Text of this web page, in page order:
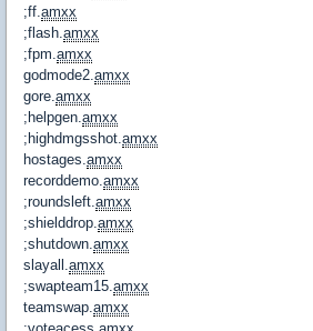
;ff. amxx
;flash. amxx
;fpm. amxx
godmode2. amxx
gore. amxx
;helpgen. amxx
;highdmgsshot. amxx
hostages. amxx
recorddemo. amxx
;roundsleft. amxx
;shielddrop. amxx
;shutdown. amxx
slayall. amxx
;swapteam15. amxx
teamswap. amxx
;voteacess. amxx